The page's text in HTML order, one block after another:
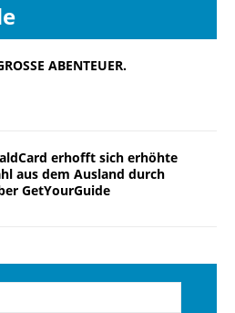
ABENTEUER.
erhofft sich erhöhte
aus dem Ausland durch
GetYourGuide